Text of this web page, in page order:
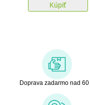
Kúpiť
Doprava zadarmo nad 60